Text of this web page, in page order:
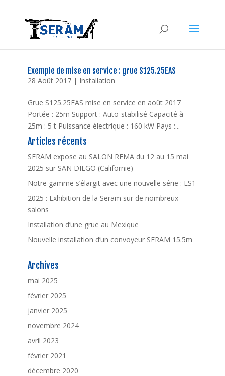
Exemple de mise en service : grue S125.25EAS
28 Août 2017| Installation
Grue S125.25EAS mise en service en août 2017
Portée : 25m Support : Auto-stabilisé Capacité à
25m : 5 t Puissance électrique : 160 kW Pays :...
Articles récents
SERAM expose au SALON REMA du 12 au 15 mai
2025 sur SAN DIEGO (Californie)
Notre gamme s’élargit avec une nouvelle série : ES1
2025 : Exhibition de la Seram sur de nombreux
salons
Installation d’une grue au Mexique
Nouvelle installation d’un convoyeur SERAM 15.5m
Archives
mai 2025
février 2025
janvier 2025
novembre 2024
avril 2023
février 2021
décembre 2020